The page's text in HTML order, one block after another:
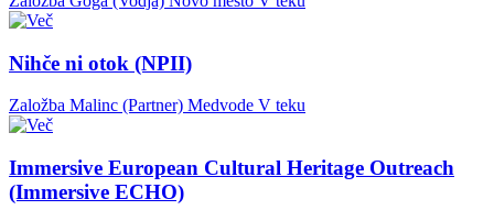
Nihče ni otok (NPII)
Založba Malinc (Partner) Medvode V teku
Immersive European Cultural Heritage Outreach
(Immersive ECHO)